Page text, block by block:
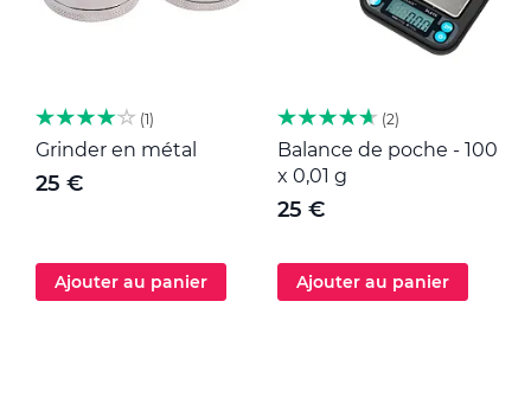
1
Grinder en métal
25 €
Ajouter au panier
2
Balance de poche - 100
x 0,01 g
25 €
Ajouter au panier